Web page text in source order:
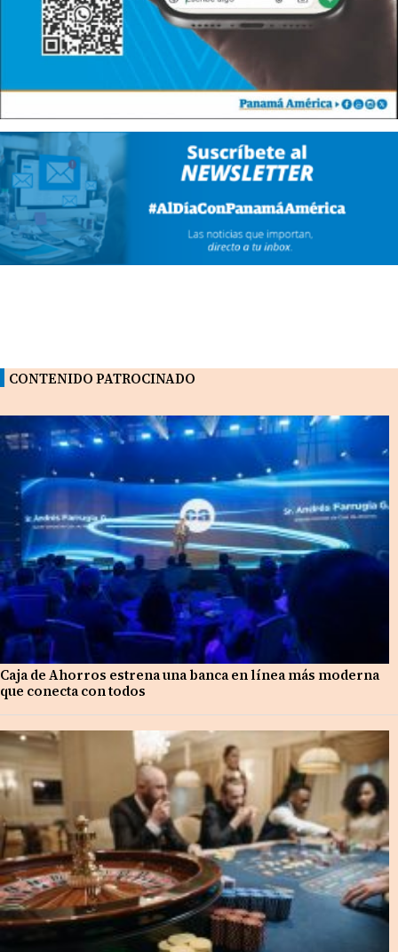
CONTENIDO PATROCINADO
Caja de Ahorros estrena una banca en línea más moderna
que conecta con todos